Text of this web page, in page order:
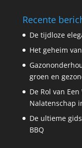
Recente
De tijdloze
Het geheim
groen en
De Rol van
Nalatenschap
De ultieme
BBQ